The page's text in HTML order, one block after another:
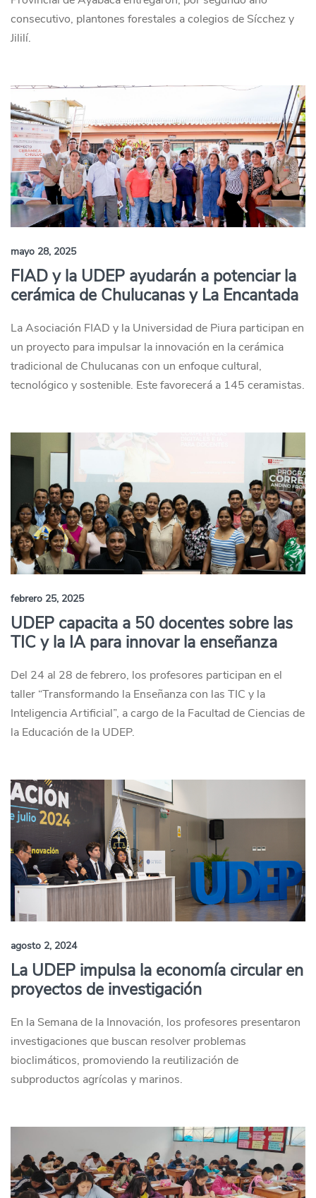
consecutivo, plantones forestales a colegios de Sícchez y
Jililí.
mayo 28, 2025
FIAD y la UDEP ayudarán a potenciar la
cerámica de Chulucanas y La Encantada
La Asociación FIAD y la Universidad de Piura participan en
un proyecto para impulsar la innovación en la cerámica
tradicional de Chulucanas con un enfoque cultural,
tecnológico y sostenible. Este favorecerá a 145 ceramistas.
febrero 25, 2025
UDEP capacita a 50 docentes sobre las
TIC y la IA para innovar la enseñanza
Del 24 al 28 de febrero, los profesores participan en el
taller “Transformando la Enseñanza con las TIC y la
Inteligencia Artificial”, a cargo de la Facultad de Ciencias de
la Educación de la UDEP.
agosto 2, 2024
La UDEP impulsa la economía circular en
proyectos de investigación
En la Semana de la Innovación, los profesores presentaron
investigaciones que buscan resolver problemas
bioclimáticos, promoviendo la reutilización de
subproductos agrícolas y marinos.